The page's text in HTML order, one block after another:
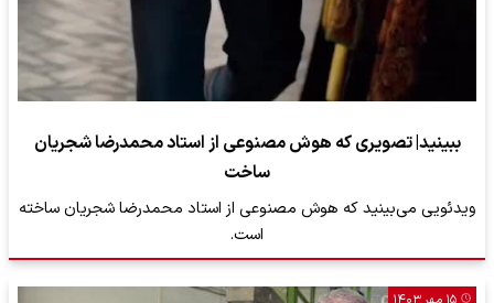
ببینید| تصویری که هوش مصنوعی از استاد محمدرضا شجریان
ساخت
ویدئویی می‌بینید که هوش مصنوعی از استاد محمدرضا شجریان ساخته
است.